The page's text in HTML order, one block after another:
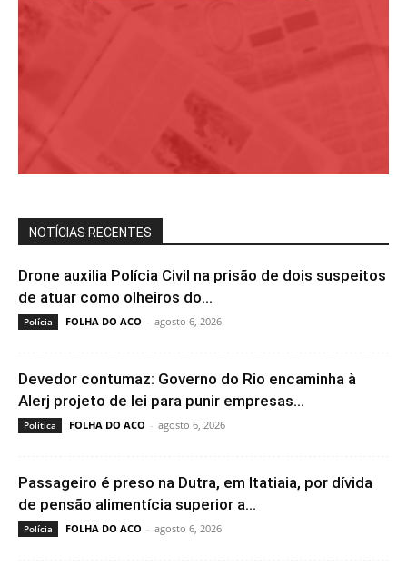
NOTÍCIAS RECENTES
Drone auxilia Polícia Civil na prisão de dois suspeitos
de atuar como olheiros do...
Polícia FOLHA DO ACO - agosto 6, 2026
Devedor contumaz: Governo do Rio encaminha à
Alerj projeto de lei para punir empresas...
Política FOLHA DO ACO - agosto 6, 2026
Passageiro é preso na Dutra, em Itatiaia, por dívida
de pensão alimentícia superior a...
Polícia FOLHA DO ACO - agosto 6, 2026